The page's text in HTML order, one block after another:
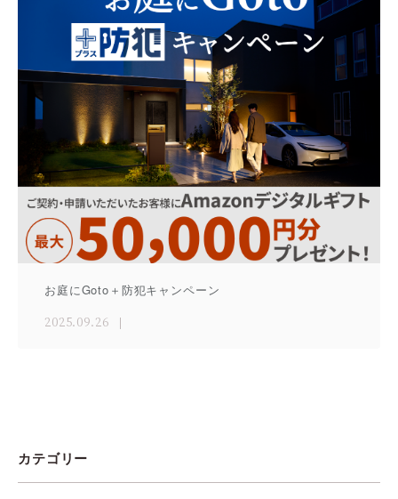
お庭にGoto＋防犯キャンペーン
2025.09.26
カテゴリー